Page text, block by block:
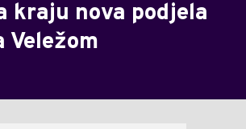
kraju nova podjela
Veležom